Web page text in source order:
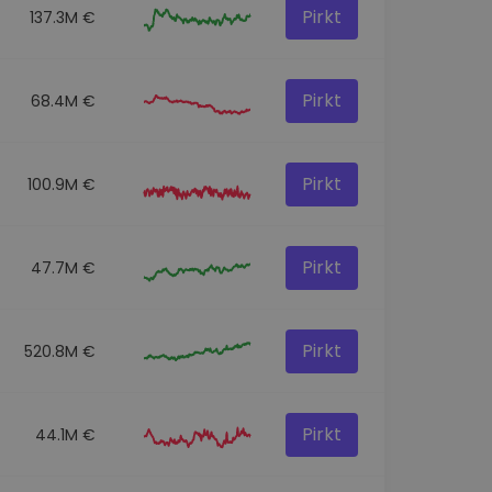
137.3M € Pirkt
68.4M € Pirkt
100.9M € Pirkt
47.7M € Pirkt
520.8M € Pirkt
44.1M € Pirkt